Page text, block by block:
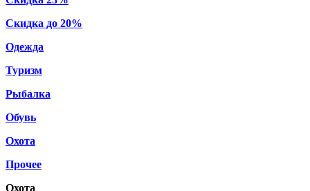
Скидка до 20%
Одежда
Туризм
Рыбалка
Обувь
Охота
Прочее
Охота